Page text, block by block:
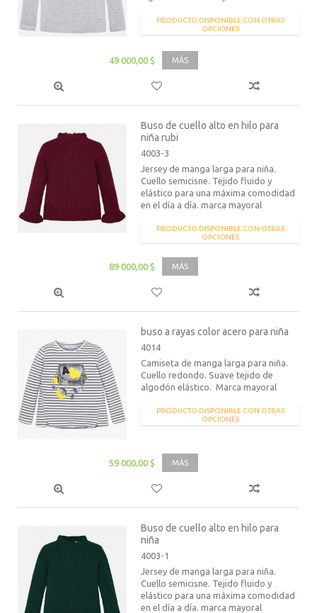
PRODUCTO DISPONIBLE CON OTRAS
OPCIONES
49 000,00 $ MÁS
Buso de cuello alto en hilo para
niña rubi
4003-3
Jersey de manga larga para niña.
Cuello semicisne. Tejido fluido y
elástico para una máxima comodidad
en el día a día. marca mayoral
PRODUCTO DISPONIBLE CON OTRAS
OPCIONES
89 000,00 $ MÁS
buso a rayas color acero para niña
4014
Camiseta de manga larga para niña.
Cuello redondo. Suave tejido de
algodón elástico. Marca mayoral
PRODUCTO DISPONIBLE CON OTRAS
OPCIONES
59 000,00 $ MÁS
Buso de cuello alto en hilo para
niña
4003-1
Jersey de manga larga para niña.
Cuello semicisne. Tejido fluido y
elástico para una máxima comodidad
en el día a día. marca mayoral